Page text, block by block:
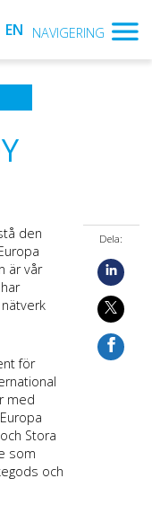
EN NAVIGERING
den
är vår
för
med
Stora
som
och
Dela: